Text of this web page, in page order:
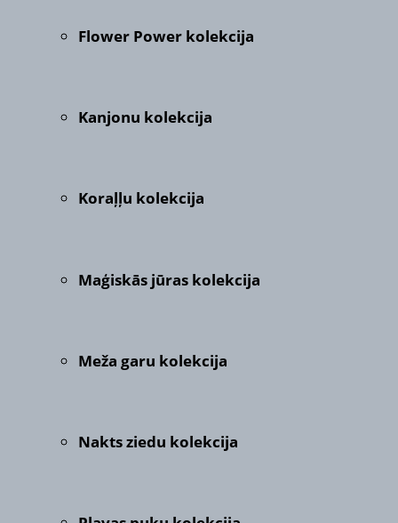
Flower Power kolekcija
Kanjonu kolekcija
Koraļļu kolekcija
Maģiskās jūras kolekcija
Meža garu kolekcija
Nakts ziedu kolekcija